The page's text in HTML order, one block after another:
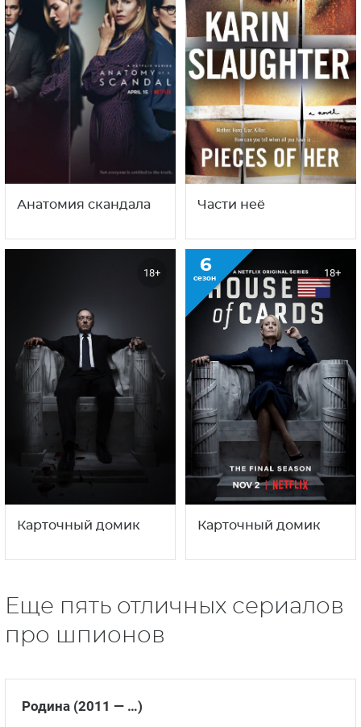
Анатомия скандала Части неё
18+
Карточный домик
6
сезон 18+
Карточный домик
Еще пять отличных сериалов
про шпионов
Родина (2011 — …)